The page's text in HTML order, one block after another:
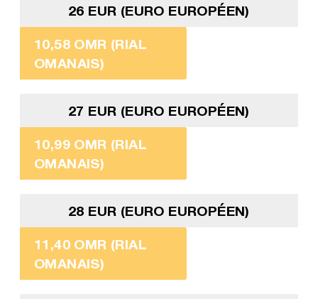
26 EUR (EURO EUROPÉEN)
10,58 OMR (RIAL
OMANAIS)
27 EUR (EURO EUROPÉEN)
10,99 OMR (RIAL
OMANAIS)
28 EUR (EURO EUROPÉEN)
11,40 OMR (RIAL
OMANAIS)